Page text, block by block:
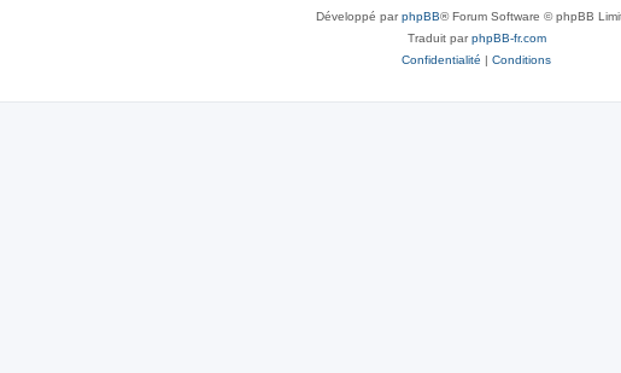
Développé parphpBB® Forum Software © phpBB
Traduit parphpBB-fr.com
Confidentialité | Conditions